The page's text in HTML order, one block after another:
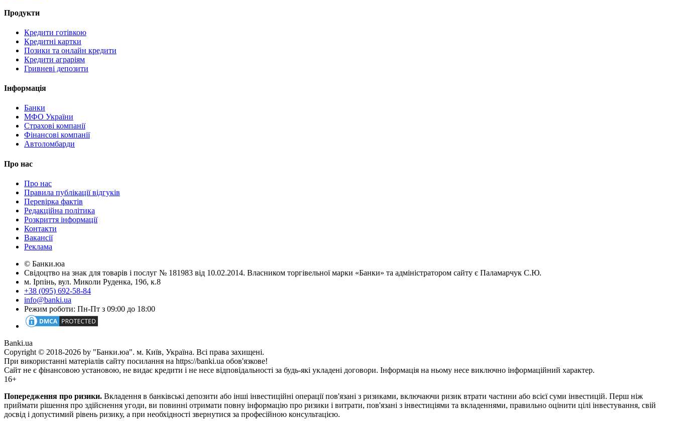
Продукти
Кредити готівкою
Кредитні картки
Позики та онлайн кредити
Кредити аграріям
Гривневі депозити
Інформація
Банки
МФО України
Страхові компанії
Фінансові компанії
Автоломбарди
Про нас
Про нас
Правила публікації відгуків
Перевірка фактів
Редакційна політика
Розкриття інформації
Контакти
Вакансії
Реклама
© Банки.юа
Свідоцтво на знак для товарів і послуг № 181983 від 10.02.2014. Власником торгівельної марки «Банки» та адміністратором сайту є Паламарчук С.Ю.
м. Ірпінь, вул. Миколи Руденка, 19б, к.8
+38 (095) 692-58-84
info@banki.ua
Режим роботи: Пн-Пт з 09:00 до 18:00
Banki.ua
Copyright © 2018-2026 by "Банки.юа". м. Київ, Україна. Всі права захищені.
При використанні матеріалів сайту посилання на https://banki.ua обов'язкове!
Сайт не є фінансовою установою, не видає кредити і не несе відповідальності за будь-які укладені договори. Інформація на ньому несе виключно інформаційний характер.
16+
Попередження про ризики. Вкладення в банківські депозити або інші інвестиційні операції пов'язані з ризиками, включаючи ризик втрати частини або всієї суми інвестицій. Перш ніж
приймати рішення про здійснення угоди, ви повинні отримати повну інформацію про ризики і витрати, пов'язані з інвестиціями та вкладеннями, правильно оцінити цілі інвестування, свій
досвід і допустимий рівень ризику, а при необхідності звернутися за професійною консультацією.